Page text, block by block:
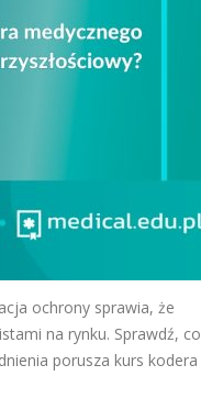
ochrony sprawia, że
na rynku. Sprawdź, co
porusza kurs kodera